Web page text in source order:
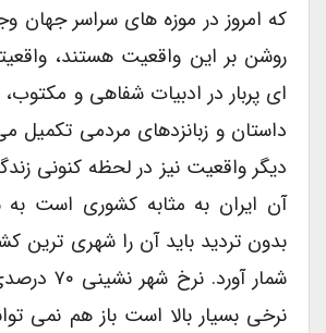
که امروز در موزه های سراسر جهان
روشن بر این واقعیت هستند،
ای پربار در ادبیات شفاهی و مکتوب،
داستان و زبانزدهای مردمی تکمیل
دیگر واقعیت نیز در لحظه کنونی
آن ایران به مثابه کشوری است
بدون تردید باید آن را شهری ترین
شمار آورد. نرخ
نرخی بسیار بالا است باز هم نمی